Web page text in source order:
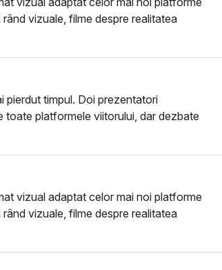
vizuale, filme despre realitatea
pierdut timpul. Doi prezentatori
toate platformele viitorului, dar dezbate
vizual adaptat celor mai noi platforme
vizuale, filme despre realitatea